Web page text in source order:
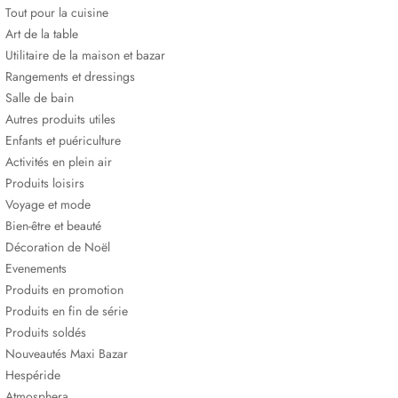
Tout pour la cuisine
Art de la table
Utilitaire de la maison et bazar
Rangements et dressings
Salle de bain
Autres produits utiles
Enfants et puériculture
Activités en plein air
Produits loisirs
Voyage et mode
Bien-être et beauté
Décoration de Noël
Evenements
Produits en promotion
Produits en fin de série
Produits soldés
Nouveautés Maxi Bazar
Hespéride